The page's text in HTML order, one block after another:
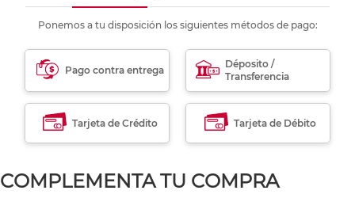
Ponemos a tu disposición los siguientes métodos de pago:
Pago contra entrega
Déposito /
Transferencia
Tarjeta de Crédito Tarjeta de Débito
COMPLEMENTA TU COMPRA